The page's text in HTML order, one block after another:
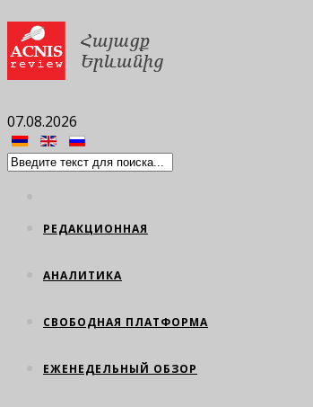
07.08.2026
РЕДАКЦИОННАЯ
АНАЛИТИКА
СВОБОДНАЯ ПЛАТФОРМА
ЕЖЕНЕДЕЛЬНЫЙ ОБЗОР